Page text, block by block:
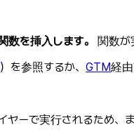
を挿入します。
関数が
）を参照するか、 GTM経由
ヤーで実行されるため、